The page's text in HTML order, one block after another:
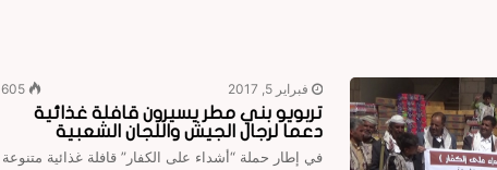
فبراير 5, 2017 605
تربويو بني مطر يسيرون قافلة غذائية
دعما لرجال الجيش واللجان الشعبية
في إطار حملة “أشداء على الكفار” قافلة غذائية متنوعة